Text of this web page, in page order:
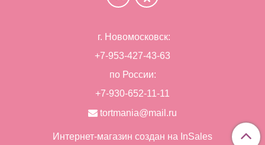
г. Новомосковск:
+7-953-427-43-63
по России:
+7-930-652-11-11
tortmania@mail.ru
Интернет-магазин создан на InSales